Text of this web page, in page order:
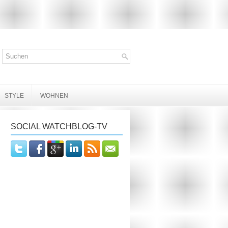
STYLE WOHNEN
SOCIAL WATCHBLOG-TV